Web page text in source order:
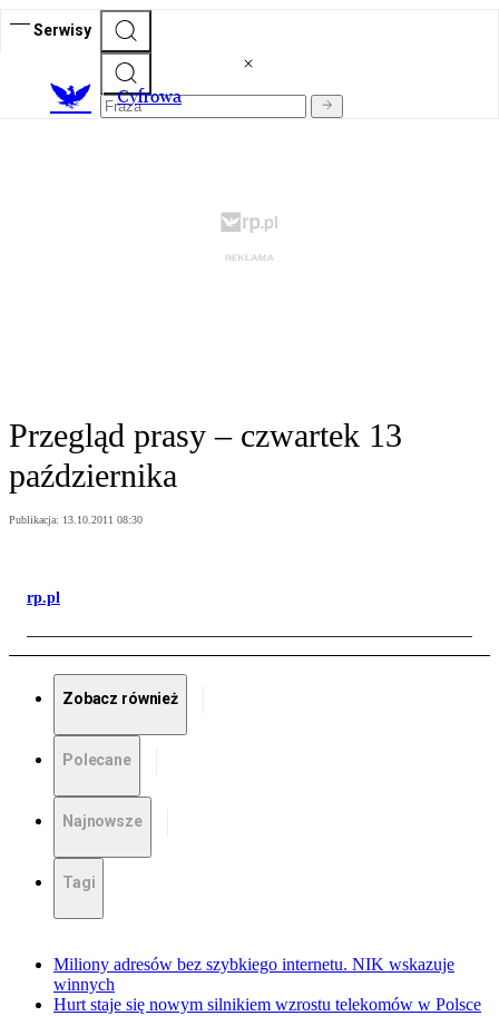
Serwisy
Cyfrowa
Przegląd prasy – czwartek 13
października
Publikacja: 13.10.2011 08:30
rp.pl
Zobacz również
Polecane
Najnowsze
Tagi
Miliony adresów bez szybkiego internetu. NIK wskazuje
winnych
Hurt staje się nowym silnikiem wzrostu telekomów w Polsce